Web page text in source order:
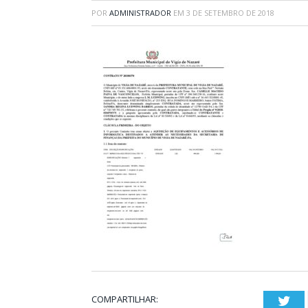
POR ADMINISTRADOR EM 3 DE SETEMBRO DE 2018
COMPARTILHAR: